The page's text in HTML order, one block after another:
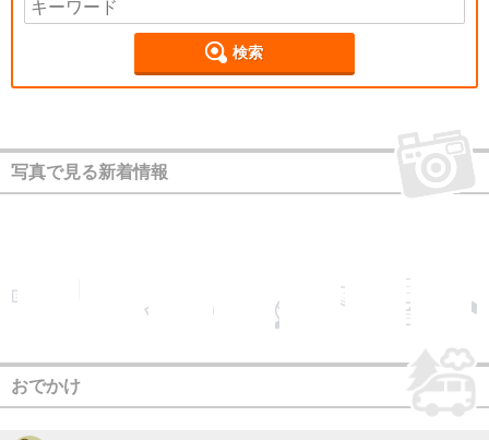
検索
写真で見る新着情報
おでかけ